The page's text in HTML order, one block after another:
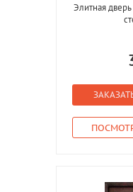
Элитная